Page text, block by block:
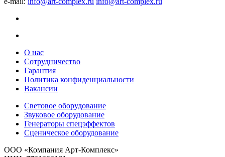
О нас
Сотрудничество
Гарантия
Политика конфиденциальности
Вакансии
Световое оборудование
Звуковое оборудование
Генераторы спецэффектов
Сценическое оборудование
ООО «Компания Арт-Комплекс»